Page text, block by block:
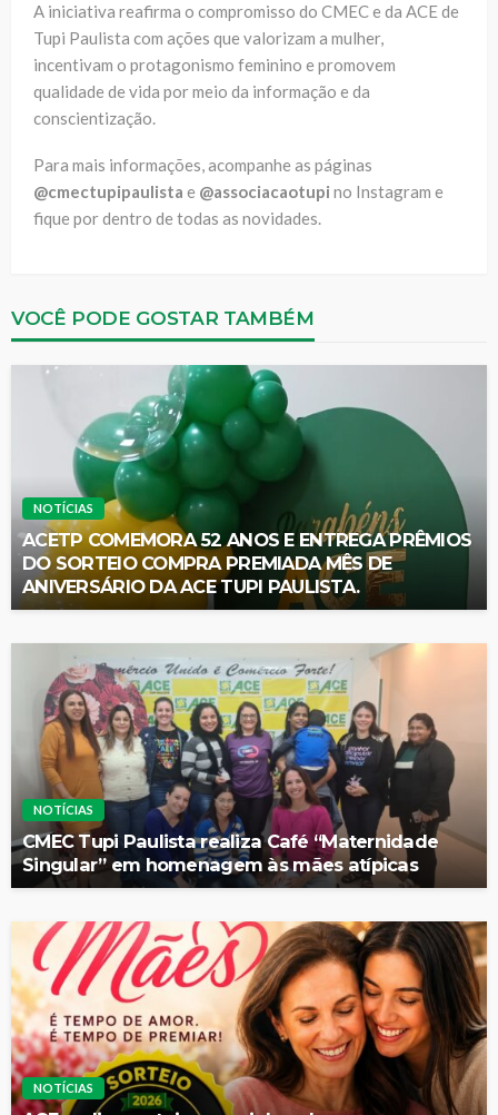
A iniciativa reafirma o compromisso do CMEC e da ACE de
Tupi Paulista com ações que valorizam a mulher,
incentivam o protagonismo feminino e promovem
qualidade de vida por meio da informação e da
conscientização.
Para mais informações, acompanhe as páginas
@cmectupipaulista e @associacaotupi no Instagram e
fique por dentro de todas as novidades.
VOCÊ PODE GOSTAR TAMBÉM
NOTÍCIAS
ACETP COMEMORA 52 ANOS E ENTREGA PRÊMIOS
DO SORTEIO COMPRA PREMIADA MÊS DE
ANIVERSÁRIO DA ACE TUPI PAULISTA.
NOTÍCIAS
CMEC Tupi Paulista realiza Café “Maternidade
Singular” em homenagem às mães atípicas
NOTÍCIAS